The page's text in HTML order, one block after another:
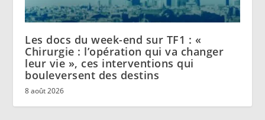
Les docs du week-end sur TF1 : «
Chirurgie : l’opération qui va changer
leur vie », ces interventions qui
bouleversent des destins
8 août 2026